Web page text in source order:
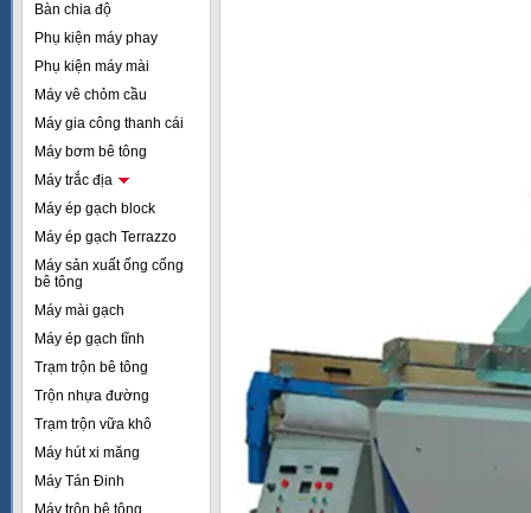
Bàn chia độ
Phụ kiện máy phay
Phụ kiện máy mài
Máy vê chỏm cầu
Máy gia công thanh cái
Máy bơm bê tông
Máy trắc địa
Máy ép gạch block
Máy ép gạch Terrazzo
Máy sản xuất ống cống
bê tông
Máy mài gạch
Máy ép gạch tĩnh
Trạm trộn bê tông
Trộn nhựa đường
Trạm trộn vữa khô
Máy hút xi măng
Máy Tán Đinh
Máy trộn bê tông